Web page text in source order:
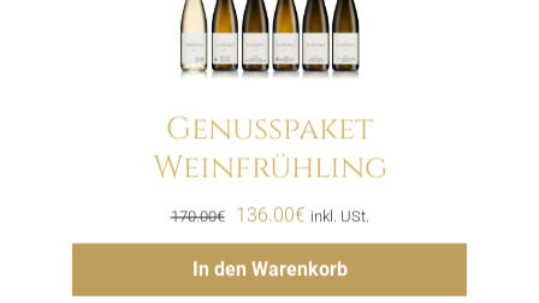
Genusspaket
Weinfrühling
170.00€
Ursprünglicher
Preis
war:
136.00€Aktueller
Preis
ist:
inkl. USt.
In den Warenkorb
Menge
Hinzufügen